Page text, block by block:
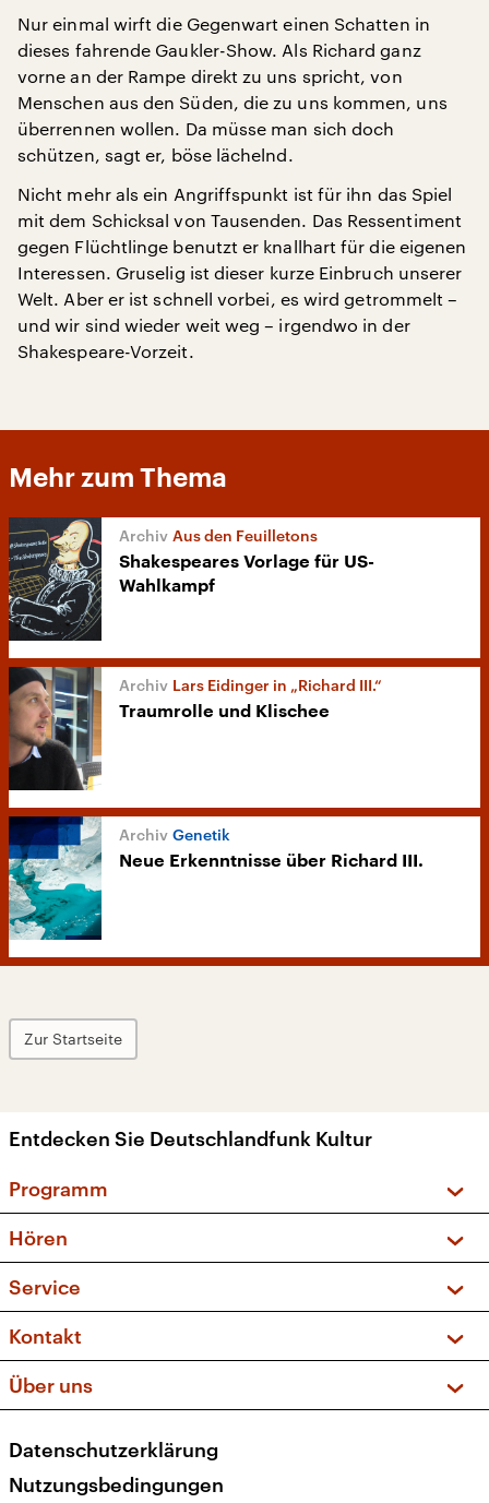
Nur einmal wirft die Gegenwart einen Schatten in
dieses fahrende Gaukler-Show. Als Richard ganz
vorne an der Rampe direkt zu uns spricht, von
Menschen aus den Süden, die zu uns kommen, uns
überrennen wollen. Da müsse man sich doch
schützen, sagt er, böse lächelnd.
Nicht mehr als ein Angriffspunkt ist für ihn das Spiel
mit dem Schicksal von Tausenden. Das Ressentiment
gegen Flüchtlinge benutzt er knallhart für die eigenen
Interessen. Gruselig ist dieser kurze Einbruch unserer
Welt. Aber er ist schnell vorbei, es wird getrommelt –
und wir sind wieder weit weg – irgendwo in der
Shakespeare-Vorzeit.
Mehr zum Thema
Aus den Feuilletons
Shakespeares Vorlage für US-
Wahlkampf
Lars Eidinger in „Richard III.“
Traumrolle und Klischee
Genetik
Neue Erkenntnisse über Richard III.
Zur Startseite
Entdecken Sie Deutschlandfunk Kultur
Programm
Sendungen und Podcasts
Musikliste
Kakadu – Das Kinderprogramm
Hören
Frequenzen (UKW + DAB+)
Service
FAQ
Apps
Newsletter
Veranstaltungen
Kontakt
Social Media
Über uns
Presse
Karriere
Datenschutzerklärung
Nutzungsbedingungen